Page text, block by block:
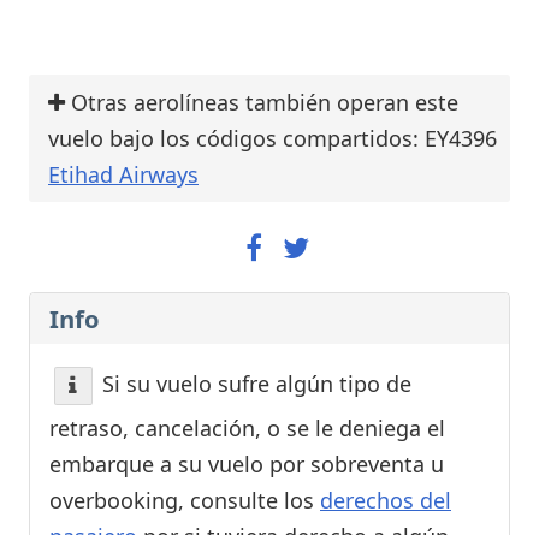
Otras aerolíneas también operan este
vuelo bajo los códigos compartidos: EY4396
Etihad Airways
Info
Si su vuelo sufre algún tipo de
retraso, cancelación, o se le deniega el
embarque a su vuelo por sobreventa u
overbooking, consulte los derechos del